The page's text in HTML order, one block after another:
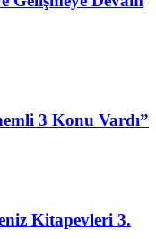
3 Konu Vardı”
Kitapevleri 3.